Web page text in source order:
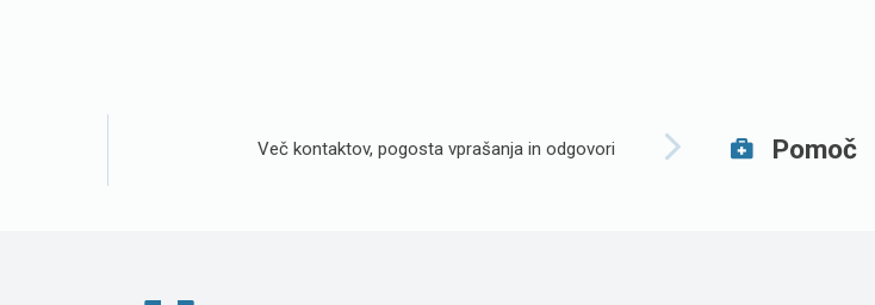
Več kontaktov, pogosta vprašanja in odgovori Pomoč